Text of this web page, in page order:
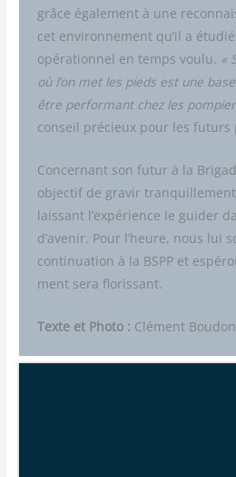
grâce éga­le­ment à une
cet envi­ron­ne­ment qu’il a
opé­ra­tion­nel en temps vou­lu. «
où l’on met les pieds est une
être per­for­mant chez les
conseil pré­cieux pour les futurs
Concer­nant son futur à la
objec­tif de gra­vir
lais­sant l’expérience le gui­der
d’avenir. Pour l’heure, nous lui
conti­nua­tion à la BSPP et
ment sera florissant.
Texte et Pho­to : Clé­ment Boudon